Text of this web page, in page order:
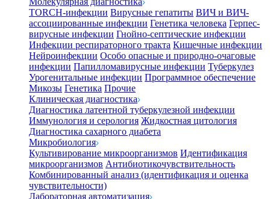
TORCH-инфекции Вирусные гепатиты ВИЧ и ВИЧ-
ассоциированные инфекции Генетика человека Герпес-
вирусные инфекции Гнойно-септические инфекции
Инфекции респираторного тракта Кишечные инфекции
Нейроинфекции Особо опасные и природно-очаговые
инфекции Папилломавирусные инфекции Туберкулез
Урогенитальные инфекции Программное обеспечение
Микозы Генетика Прочие
Клиническая диагностика
Диагностика латентной туберкулезной инфекции
Иммунология и серология Жидкостная цитология
Диагностика сахарного диабета
Микробиология
Культивирование микроорганизмов Идентификация
микроорганизмов Антибиотикочувствительность
Комбинированный анализ (идентификация и оценка
чувствительности)
Лабораторная автоматизация